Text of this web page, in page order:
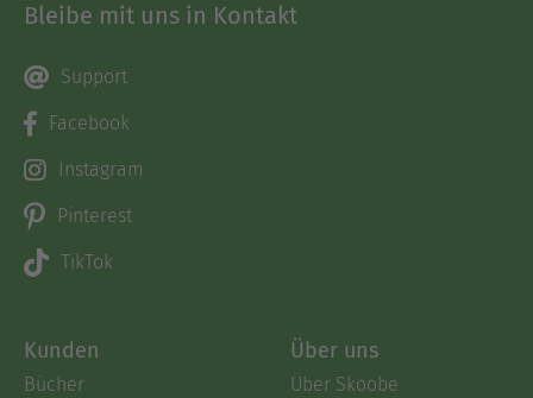
Bleibe mit uns in Kontakt
Support
Facebook
Instagram
Pinterest
TikTok
Kunden
Bücher
Über uns
Über Skoobe